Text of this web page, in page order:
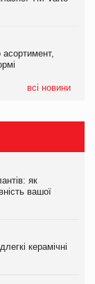
всі новини
як
вашої
керамічні